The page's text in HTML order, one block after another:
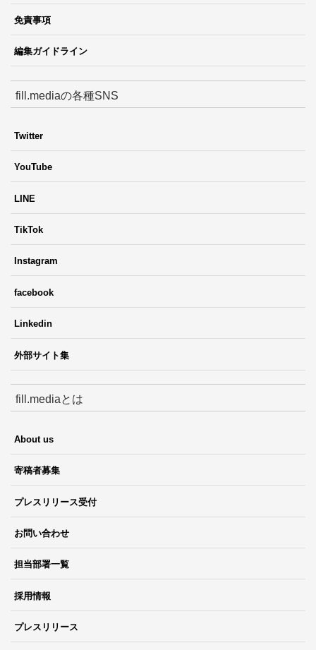
免責事項
編集ガイドライン
fill.mediaの各種SNS
Twitter
YouTube
LINE
TikTok
Instagram
facebook
Linkedin
外部サイト集
fill.mediaとは
About us
寄稿者募集
プレスリリース受付
お問い合わせ
担当部署一覧
採用情報
プレスリリース